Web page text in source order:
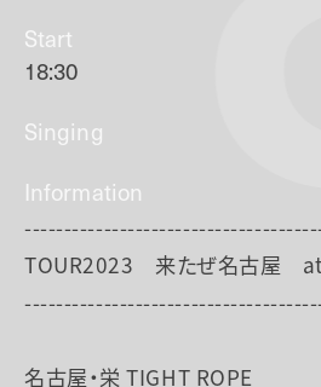
Start
18:30
Singing
Information
TOUR2023 来たぜ名古屋 at
名古屋・栄 TIGHT ROPE